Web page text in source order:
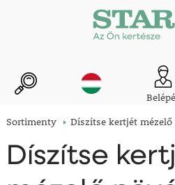
Sortimenty Díszítse kertjét
Díszítse